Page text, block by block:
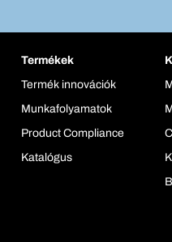
Termékek
Termék innovációk
Munkafolyamatok
Product Compliance
Katalógus